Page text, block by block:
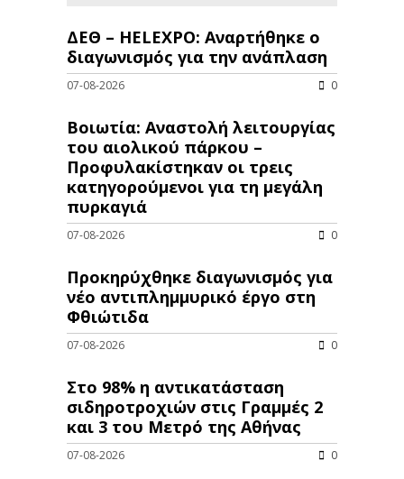
ΔΕΘ – HELEXPO: Αναρτήθηκε ο
διαγωνισμός για την ανάπλαση
07-08-2026 0
Βοιωτία: Αναστολή λειτουργίας
του αιολικού πάρκου –
Προφυλακίστηκαν οι τρεις
κατηγορούμενοι για τη μεγάλη
πυρκαγιά
07-08-2026 0
Προκηρύχθηκε διαγωνισμός για
νέo αντιπλημμυρικό έργο στη
Φθιώτιδα
07-08-2026 0
Στο 98% η αντικατάσταση
σιδηροτροχιών στις Γραμμές 2
και 3 του Μετρό της Αθήνας
07-08-2026 0